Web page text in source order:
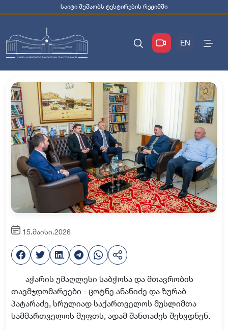
საიტი მუშაობს ტესტირების რეჟიმში
EN
15.მაისი.2026
აჭარის უმაღლესი საბჭოსა და მთავრობის
თავმჯდომარეები - ცოტნე ანანიძე და ზურაბ
პატარაძე, სრულიად საქართველოს მუსლიმთა
სამმართველოს მუფთს, ადამ შანთაძეს შეხვდნენ.